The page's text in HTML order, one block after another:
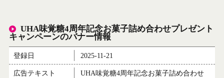
UHA味覚糖4周年記念お菓子詰め合わせプレゼント
キャンペーンのバナー情報
登録日 2025-11-21
広告テキスト
UHA味覚糖4周年記念お菓子詰め合わせ